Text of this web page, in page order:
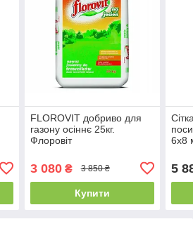
FLOROVIT добриво для
газону осіннє 25кг.
Флоровіт
3 080₴ 3 850 ₴
Купити
6х8
5